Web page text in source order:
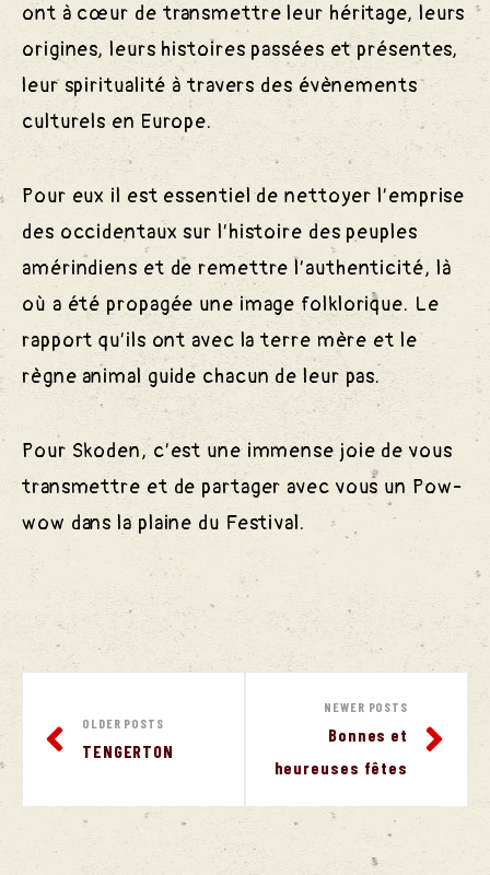
ont à cœur de transmettre leur héritage, leurs
origines, leurs histoires passées et présentes,
leur spiritualité à travers des évènements
culturels en Europe.
Pour eux il est essentiel de nettoyer l’emprise
des occidentaux sur l’histoire des peuples
amérindiens et de remettre l’authenticité, là
où a été propagée une image folklorique. Le
rapport qu’ils ont avec la terre mère et le
règne animal guide chacun de leur pas.
Pour Skoden, c’est une immense joie de vous
transmettre et de partager avec vous un Pow-
wow dans la plaine du Festival.
OLDER POSTS
TENGERTON
NEWER POSTS
Bonnes et
heureuses fêtes